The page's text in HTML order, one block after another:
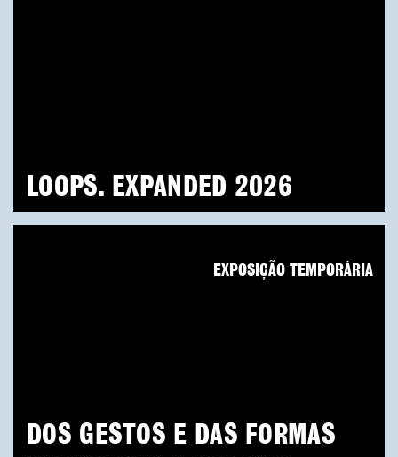
LOOPS. EXPANDED 2026
DOS GESTOS E DAS FORMAS
EXPOSIÇÃO TEMPORÁRIA